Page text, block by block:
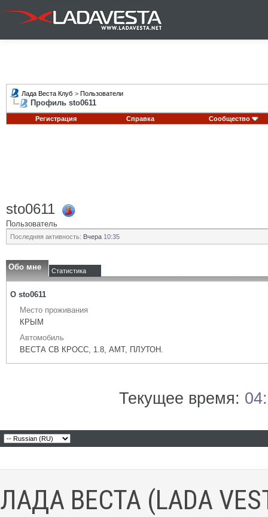
Лада Веста Клуб > Пользователи
Профиль sto0611
Регистрация Справка Сообщество
sto0611
Пользователь
Последняя активность: Вчера 10:35
Обо мне Статистика
О sto0611
Место проживания
КРЫМ
Автомобиль
ВЕСТА СВ КРОСС, 1.8, АМТ, ПЛУТОН.
Текущее время:
ЛАДА ВЕСТА (LADA